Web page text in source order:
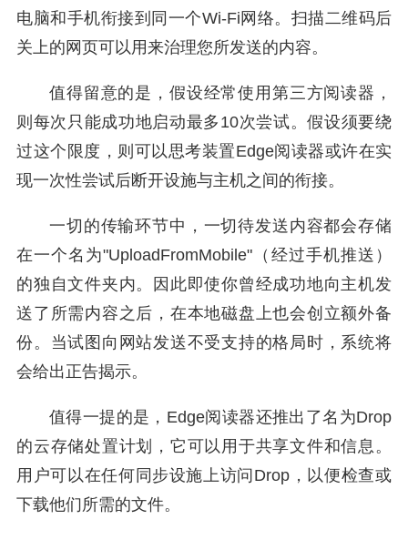
电脑和手机衔接到同一个Wi-Fi网络。扫描二维码后
关上的网页可以用来治理您所发送的内容。
值得留意的是，假设经常使用第三方阅读器，
则每次只能成功地启动最多10次尝试。假设须要绕
过这个限度，则可以思考装置Edge阅读器或许在实
现一次性尝试后断开设施与主机之间的衔接。
一切的传输环节中，一切待发送内容都会存储
在一个名为"UploadFromMobile"（经过手机推送）
的独自文件夹内。因此即使你曾经成功地向主机发
送了所需内容之后，在本地磁盘上也会创立额外备
份。当试图向网站发送不受支持的格局时，系统将
会给出正告揭示。
值得一提的是，Edge阅读器还推出了名为Drop
的云存储处置计划，它可以用于共享文件和信息。
用户可以在任何同步设施上访问Drop，以便检查或
下载他们所需的文件。